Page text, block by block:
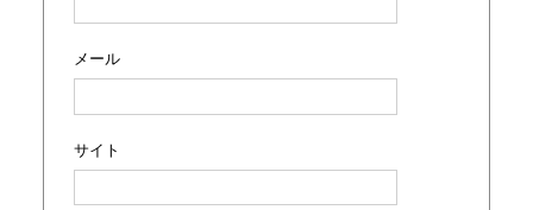
メール
サイト